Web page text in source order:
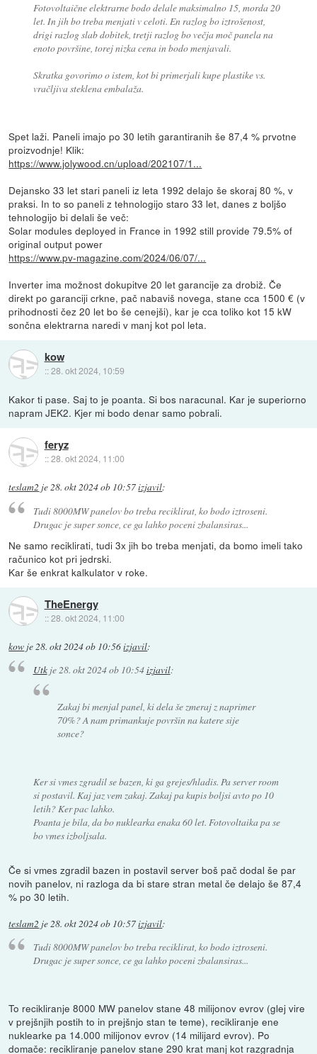
Fotovoltaične elektrarne bodo delale maksimalno 15, morda 20
let. In jih bo treba menjati v celoti. En razlog bo iztrošenost,
drigi razlog slab dobitek, tretji razlog bo večja moč panela na
enoto površine, torej nizka cena in bodo menjavali.
Skratka govorimo o istem, kot bi primerjali kupe plastike vs.
vračljiva steklena embalaža.
Spet laži. Paneli imajo po 30 letih garantiranih še 87,4 % prvotne
proizvodnje! Klik:
https://www.jolywood.cn/upload/202107/1...
Dejansko 33 let stari paneli iz leta 1992 delajo še skoraj 80 %, v
praksi. In to so paneli z tehnologijo staro 33 let, danes z boljšo
tehnologijo bi delali še več:
Solar modules deployed in France in 1992 still provide 79.5% of
original output power
https://www.pv-magazine.com/2024/06/07/...
Inverter ima možnost dokupitve 20 let garancije za drobiž. Če
direkt po garanciji crkne, pač nabaviš novega, stane cca 1500 € (v
prihodnosti čez 20 let bo še cenejši), kar je cca toliko kot 15 kW
sončna elektrarna naredi v manj kot pol leta.
kow
::28. okt 2024, 10:59
Kakor ti pase. Saj to je poanta. Si bos naracunal. Kar je superiorno
napram JEK2. Kjer mi bodo denar samo pobrali.
feryz
::28. okt 2024, 11:00
teslam2 je28. okt 2024 ob 10:57izjavil:
Tudi 8000MW panelov bo treba reciklirat, ko bodo iztroseni.
Drugac je super sonce, ce ga lahko poceni zbalansiras...
Ne samo reciklirati, tudi 3x jih bo treba menjati, da bomo imeli tako
računico kot pri jedrski.
Kar še enkrat kalkulator v roke.
TheEnergy
::28. okt 2024, 11:00
kow je28. okt 2024 ob 10:56izjavil:
Utkje28. okt 2024 ob 10:54izjavil:
Zakaj bi menjal panel, ki dela še zmeraj z naprimer
70%? A nam primankuje površin na katere sije
sonce?
Ker si vmes zgradil se bazen, ki ga grejes/hladis. Pa server room
si postavil. Kaj jaz vem zakaj. Zakaj pa kupis boljsi avto po 10
letih? Ker pac lahko.
Poanta je bila, da bo nuklearka enaka 60 let. Fotovoltaika pa se
bo vmes izboljsala.
Če si vmes zgradil bazen in postavil server boš pač dodal še par
novih panelov, ni razloga da bi stare stran metal če delajo še 87,4
% po 30 letih.
teslam2 je28. okt 2024 ob 10:57izjavil:
Tudi 8000MW panelov bo treba reciklirat, ko bodo iztroseni.
Drugac je super sonce, ce ga lahko poceni zbalansiras...
To recikliranje 8000 MW panelov stane 48 milijonov evrov (glej vire
v prejšnjih postih to in prejšnjo stan te teme), recikliranje ene
nuklearke pa 14.000 milijonov evrov (14 milijard evrov). Po
domače: recikliranje panelov stane 290 krat manj kot razgradnja